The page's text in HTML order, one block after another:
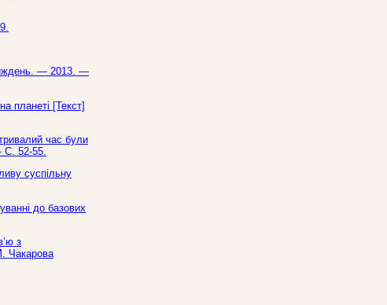
тиждень. — 2013. —
планеті [Текст]
час були
52-55.
суспільну
до базових
з
Чакарова